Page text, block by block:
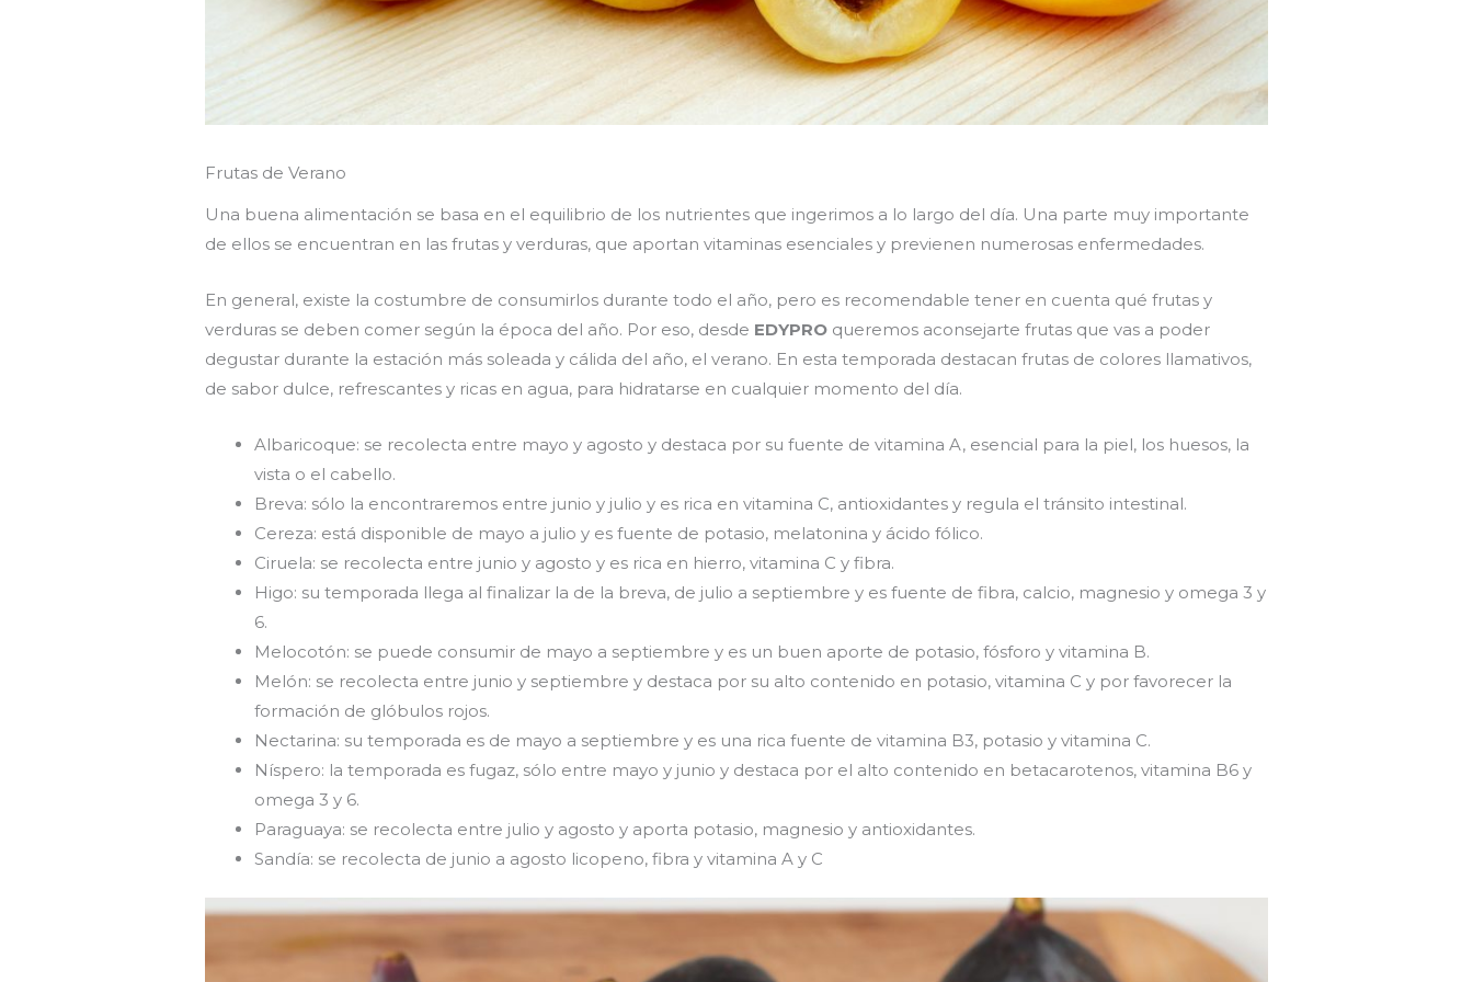
Frutas de Verano
Una buena alimentación se basa en el equilibrio de los nutrientes que ingerimos a lo largo del día. Una parte muy importante
de ellos se encuentran en las frutas y verduras, que aportan vitaminas esenciales y previenen numerosas enfermedades.
En general, existe la costumbre de consumirlos durante todo el año, pero es recomendable tener en cuenta qué frutas y
verduras se deben comer según la época del año. Por eso, desde EDYPRO queremos aconsejarte frutas que vas a poder
degustar durante la estación más soleada y cálida del año, el verano. En esta temporada destacan frutas de colores llamativos,
de sabor dulce, refrescantes y ricas en agua, para hidratarse en cualquier momento del día.
Albaricoque: se recolecta entre mayo y agosto y destaca por su fuente de vitamina A, esencial para la piel, los huesos, la
vista o el cabello.
Breva: sólo la encontraremos entre junio y julio y es rica en vitamina C, antioxidantes y regula el tránsito intestinal.
Cereza: está disponible de mayo a julio y es fuente de potasio, melatonina y ácido fólico.
Ciruela: se recolecta entre junio y agosto y es rica en hierro, vitamina C y fibra.
Higo: su temporada llega al finalizar la de la breva, de julio a septiembre y es fuente de fibra, calcio, magnesio y omega 3 y
6.
Melocotón: se puede consumir de mayo a septiembre y es un buen aporte de potasio, fósforo y vitamina B.
Melón: se recolecta entre junio y septiembre y destaca por su alto contenido en potasio, vitamina C y por favorecer la
formación de glóbulos rojos.
Nectarina: su temporada es de mayo a septiembre y es una rica fuente de vitamina B3, potasio y vitamina C.
Níspero: la temporada es fugaz, sólo entre mayo y junio y destaca por el alto contenido en betacarotenos, vitamina B6 y
omega 3 y 6.
Paraguaya: se recolecta entre julio y agosto y aporta potasio, magnesio y antioxidantes.
Sandía: se recolecta de junio a agosto licopeno, fibra y vitamina A y C